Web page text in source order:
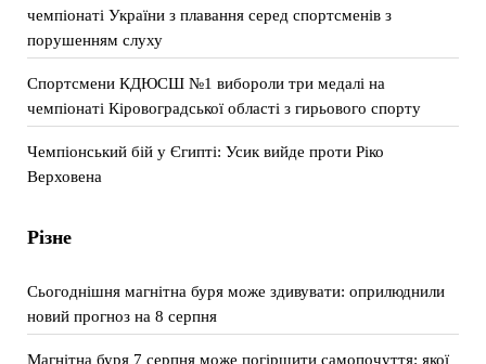
чемпіонаті України з плавання серед спортсменів з
порушенням слуху
Спортсмени КДЮСШ №1 вибороли три медалі на
чемпіонаті Кіровоградської області з гирьового спорту
Чемпіонський бій у Єгипті: Усик вийде проти Ріко
Верховена
Різне
Сьогоднішня магнітна буря може здивувати: оприлюднили
новий прогноз на 8 серпня
Магнітна буря 7 серпня може погіршити самопочуття: якої